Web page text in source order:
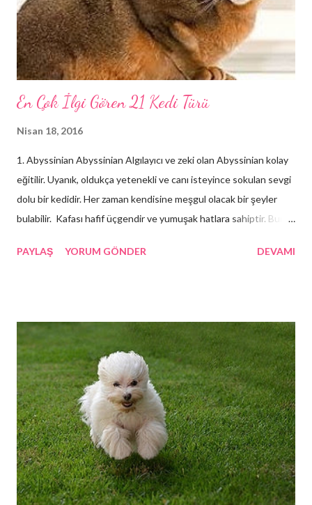
En Çok İlgi Gören 21 Kedi Türü
Nisan 18, 2016
1. Abyssinian Abyssinian Algılayıcı ve zeki olan Abyssinian kolay
eğitilir. Uyanık, oldukça yetenekli ve canı isteyince sokulan sevgi
dolu bir kedidir. Her zaman kendisine meşgul olacak bir şeyler
bulabilir. Kafası hafif üçgendir ve yumuşak hatlara sahiptir. Burun
Güzel bir kesimi olan kulakların uçları dik ve sivridir. Gözler altın
PAYLAŞ YORUM GÖNDER DEVAMI